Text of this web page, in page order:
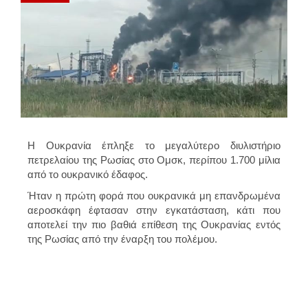
Η Ουκρανία έπληξε το μεγαλύτερο διυλιστήριο
πετρελαίου της Ρωσίας στο Ομσκ, περίπου 1.700 μίλια
από το ουκρανικό έδαφος.
Ήταν η πρώτη φορά που ουκρανικά μη επανδρωμένα
αεροσκάφη έφτασαν στην εγκατάσταση, κάτι που
αποτελεί την πιο βαθιά επίθεση της Ουκρανίας εντός
της Ρωσίας από την έναρξη του πολέμου.